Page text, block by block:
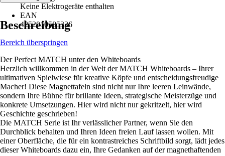
Keine Elektrogeräte enthalten
EAN
4252010585336
Beschreibung
Bereich überspringen
Der Perfect MATCH unter den Whiteboards
Herzlich willkommen in der Welt der MATCH Whiteboards – Ihrer
ultimativen Spielwiese für kreative Köpfe und entscheidungsfreudige
Macher! Diese Magnettafeln sind nicht nur Ihre leeren Leinwände,
sondern Ihre Bühne für brillante Ideen, strategische Meisterzüge und
konkrete Umsetzungen. Hier wird nicht nur gekritzelt, hier wird
Geschichte geschrieben!
Die MATCH Serie ist Ihr verlässlicher Partner, wenn Sie den
Durchblick behalten und Ihren Ideen freien Lauf lassen wollen. Mit
einer Oberfläche, die für ein kontrastreiches Schriftbild sorgt, lädt jedes
dieser Whiteboards dazu ein, Ihre Gedanken auf der magnethaftenden